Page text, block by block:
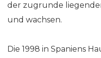
der zugrunde
und wachsen.
Die 1998 in Spaniens